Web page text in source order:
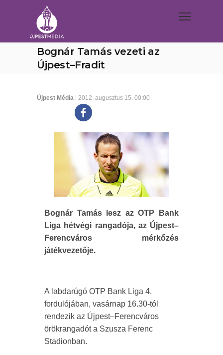
Bognár Tamás vezeti az
Újpest–Fradit
Újpest Média | 2012. augusztus 15. 00:00
Bognár Tamás lesz az OTP Bank
Liga hétvégi rangadója, az Újpest–
Ferencváros mérkőzés
játékvezetője.
A labdarúgó OTP Bank Liga 4.
fordulójában, vasárnap 16.30-tól
rendezik az Újpest–Ferencváros
örökrangadót a Szusza Ferenc
Stadionban.